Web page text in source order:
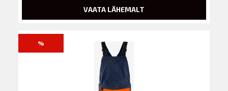
VAATA LÄHEMALT
%